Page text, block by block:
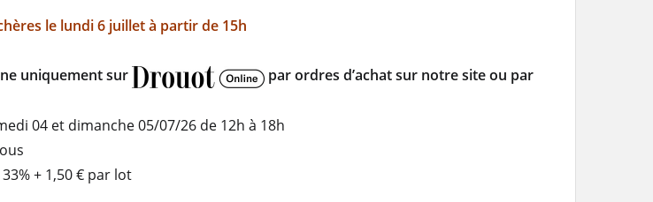
le lundi 6 juillet à partir de 15h
uniquement sur
par ordres d’achat sur notre site ou par
04 et dimanche 05/07/26 de 12h à 18h
+ 1,50 € par lot